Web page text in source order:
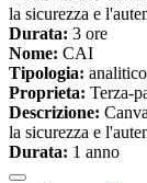
la sicurezza e
Durata: 3 ore
Nome: CAI
Tipologia: analitico
Proprieta: Terza-
Descrizione:
la sicurezza e
Durata: 1 anno